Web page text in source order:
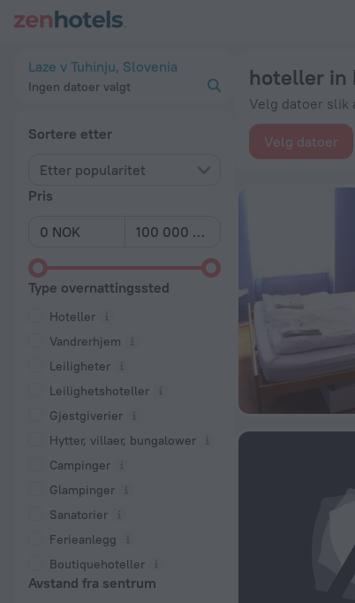
Laze v Tuhinju, Slovenia
Ingen datoer valgt
Sortere etter
Etter popularitet
Pris
Type overnattingssted
Hoteller
Vandrerhjem
Leiligheter
Leilighetshoteller
Gjestgiverier
Hytter, villaer, bungalower
Campinger
Glampinger
Sanatorier
Ferieanlegg
Boutiquehoteller
Avstand fra sentrum
hoteller in
Velg datoer slik
Velg datoer
De 20 beste hoteller in Laze v Tuhinju 2026 fra kr 590 -